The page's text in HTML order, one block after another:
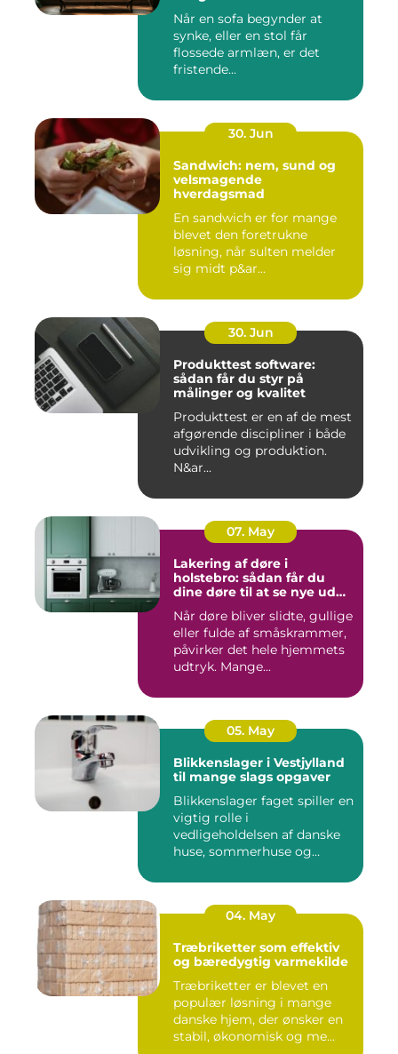
Når en sofa begynder at
synke, eller en stol får
flossede armlæn, er det
fristende...
30. Jun
Sandwich: nem, sund og
velsmagende
hverdagsmad
En sandwich er for mange
blevet den foretrukne
løsning, når sulten melder
sig midt p&ar...
30. Jun
Produkttest software:
sådan får du styr på
målinger og kvalitet
Produkttest er en af de mest
afgørende discipliner i både
udvikling og produktion.
N&ar...
07. May
Lakering af døre i
holstebro: sådan får du
dine døre til at se nye ud
Når døre bliver slidte, gullige
eller fulde af småskrammer,
påvirker det hele hjemmets
udtryk. Mange...
05. May
Blikkenslager i Vestjylland
til mange slags opgaver
Blikkenslager faget spiller en
vigtig rolle i
vedligeholdelsen af danske
huse, sommerhuse og
04. May
Træbriketter som effektiv
og bæredygtig varmekilde
Træbriketter er blevet en
populær løsning i mange
danske hjem, der ønsker en
stabil, økonomisk og me...